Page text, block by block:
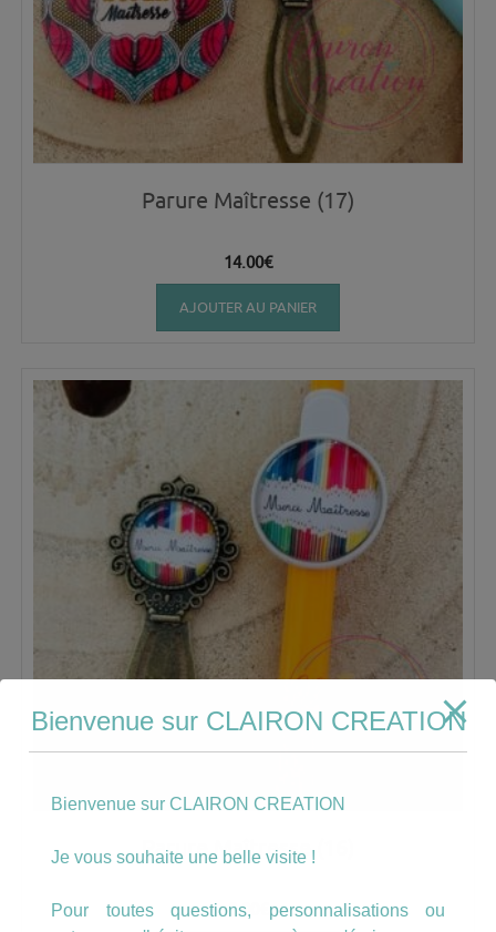
Parure Maîtresse (17)
14.00€
AJOUTER AU PANIER
Parure Maîtresse (16)
9.00
Bienvenue sur CLAIRON CREATION
Bienvenue sur CLAIRON CREATION
Je vous souhaite une belle visite !
Pour toutes questions, personnalisations ou